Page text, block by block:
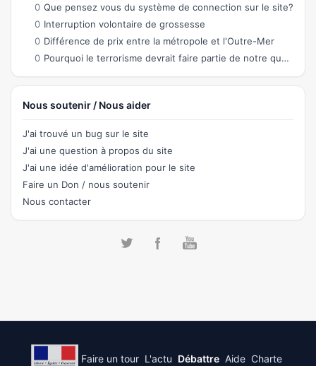
0 Que pensez vous du système de connection sur le site?
0 Interruption volontaire de grossesse
0 Différence de prix entre la métropole et l'Outre-Mer
0 Pourquoi le terrorisme devrait faire partie de notre quotidien ?
Nous soutenir / Nous aider
J'ai trouvé un bug sur le site
J'ai une question à propos du site
J'ai une idée d'amélioration pour le site
Faire un Don / nous soutenir
Nous contacter
Faire un tour L'actu Débattre Aide Charte